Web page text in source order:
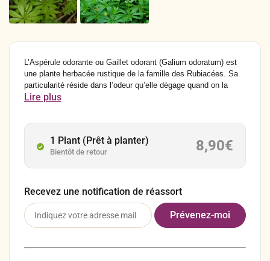
L’Aspérule odorante ou Gaillet odorant (Galium odoratum) est
une plante herbacée rustique de la famille des Rubiacées. Sa
particularité réside dans l’odeur qu’elle dégage quand on la
blesse. Cette odeur caractéristique provient de la coumarine
Lire plus
1 Plant (Prêt à planter)
Bientôt de retour 8,90€
Recevez une notification de réassort